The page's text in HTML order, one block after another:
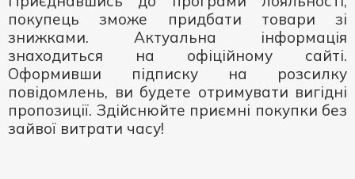
покупець зможе придбати товари зі
знижками. Актуальна інформація
знаходиться на офіційному сайті.
Оформивши підписку на розсилку
повідомлень, ви будете отримувати вигідні
пропозиції. Здійснюйте приємні покупки без
зайвої витрати часу!